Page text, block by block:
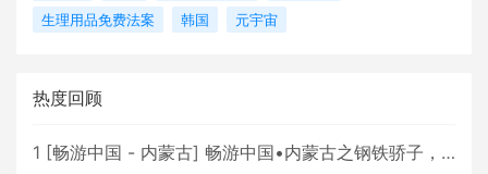
生理用品免费法案
韩国 元宇宙
热度回顾
1 [畅游中国 - 内蒙古] 畅游中国•内蒙古之钢铁骄子，魅力包头